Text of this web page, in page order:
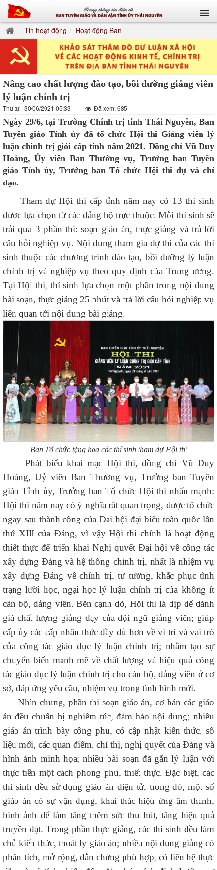
Tin hoạt động Hoạt động Ban
Nâng cao chất lượng đào tạo, bồi dưỡng giảng viên
lý luận chính trị
Thứ tư - 30/06/2021 05:33 Đã xem: 685
Ngày 29/6, tại Trường Chính trị tỉnh Thái Nguyên, Ban
Tuyên giáo Tỉnh ủy đã tổ chức Hội thi Giảng viên lý
luận chính trị giỏi cấp tỉnh năm 2021. Đồng chí Vũ Duy
Hoàng, Ủy viên Ban Thường vụ, Trưởng ban Tuyên
giáo Tỉnh ủy, Trưởng ban Tổ chức Hội thi dự và chỉ
đạo.
Tham dự Hội thi cấp tỉnh năm nay có 13 thí sinh
được lựa chọn từ các đảng bộ trực thuộc. Mỗi thí sinh sẽ
trải qua 3 phần thi: soạn giáo án, thực giảng và trả lời
câu hỏi nghiệp vụ. Nội dung tham gia dự thi của các thí
sinh thuộc các chương trình đào tạo, bồi dưỡng lý luận
chính trị và nghiệp vụ theo quy định của Trung ương.
Tại Hội thi, thí sinh lựa chọn một phần trong nội dung
bài soạn, thực giảng 25 phút và trả lời câu hỏi nghiệp vụ
liên quan tới nội dung bài giảng.
Ban Tổ chức tặng hoa các thí sinh tham dự Hội thi
Phát biểu khai mạc Hội thi, đồng chí Vũ Duy
Hoàng, Uỷ viên Ban Thường vụ, Trưởng ban Tuyên
giáo Tỉnh ủy, Trưởng ban Tổ chức Hội thi nhấn mạnh:
Hội thi năm nay có ý nghĩa rất quan trọng, được tổ chức
ngay sau thành công của Đại hội đại biểu toàn quốc lần
thứ XIII của Đảng, vì vậy Hội thi chính là hoạt động
thiết thực để triển khai Nghị quyết Đại hội về công tác
xây dựng Đảng và hệ thống chính trị, nhất là nhiệm vụ
xây dựng Đảng về chính trị, tư tưởng, khắc phục tình
trạng lười học, ngại học lý luận chính trị của không ít
cán bộ, đảng viên. Bên cạnh đó, Hội thi là dịp để đánh
giá chất lượng giảng dạy của đội ngũ giảng viên; giúp
cấp ủy các cấp nhận thức đầy đủ hơn về vị trí và vai trò
của công tác giáo dục lý luận chính trị; nhằm tạo sự
chuyển biến mạnh mẽ về chất lượng và hiệu quả công
tác giáo dục lý luận chính trị cho cán bộ, đảng viên ở cơ
sở, đáp ứng yêu cầu, nhiệm vụ trong tình hình mới.
Nhìn chung, phần thi soạn giáo án, cơ bản các giáo
án đều chuẩn bị nghiêm túc, đảm bảo nội dung; nhiều
giáo án trình bày công phu, có cập nhật kiến thức, số
liệu mới, các quan điểm, chỉ thị, nghị quyết của Đảng và
hình ảnh minh họa; nhiều bài soạn đã gắn lý luận với
thực tiễn một cách phong phú, thiết thực. Đặc biệt, các
thí sinh đều sử dụng giáo án điện tử, trong đó, một số
giáo án có sự vận dụng, khai thác hiệu ứng âm thanh,
hình ảnh để làm tăng thêm sức thu hút, tăng hiệu quả
truyền đạt. Trong phần thực giảng, các thí sinh đều làm
chủ kiến thức, thoát ly giáo án; nhiều nội dung giảng có
phân tích, mở rộng, dẫn chứng phù hợp, có liên hệ thực